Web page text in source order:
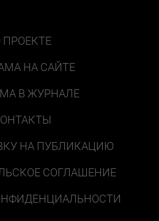
ПРОЕКТЕ
НА САЙТЕ
В ЖУРНАЛЕ
НА ПУБЛИКАЦИЮ
СОГЛАШЕНИЕ